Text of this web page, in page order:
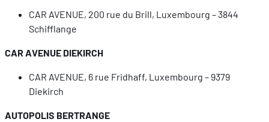
CAR AVENUE, 200 rue du Brill, Luxembourg – 3844
Schifflange
CAR AVENUE DIEKIRCH
CAR AVENUE, 6 rue Fridhaff, Luxembourg – 9379
Diekirch
AUTOPOLIS BERTRANGE